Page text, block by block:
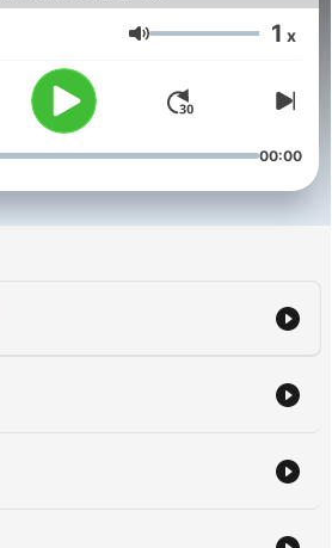
Volum 1 x
00:00